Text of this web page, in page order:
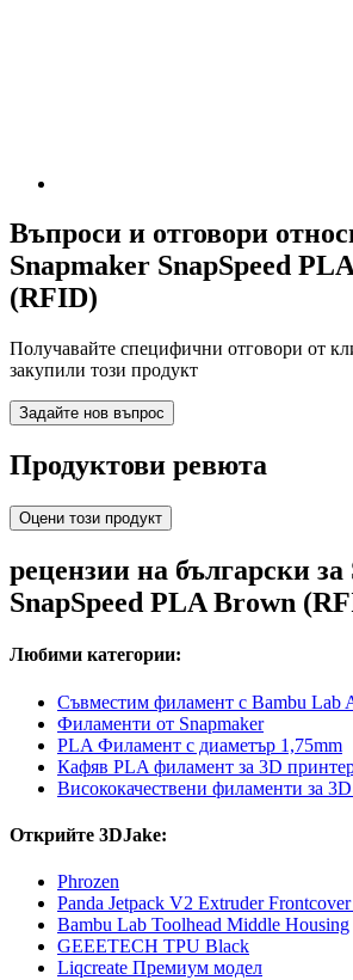
Въпроси и отговори
Snapmaker SnapSpeed
(RFID)
Получавайте специфични отговори от
закупили този продукт
Задайте нов въпрос
Продуктови ревюта
Оцени този продукт
рецензии на български
SnapSpeed PLA Brown
Любими категории:
Съвместим филамент с Bambu Lab
Филаменти от Snapmaker
PLA Филамент с диаметър 1,75mm
Кафяв PLA филамент за 3D
Висококачествени филаменти за
Открийте 3DJake:
Phrozen
Panda Jetpack V2 Extruder
Bambu Lab Toolhead Middle Housing
GEEETECH TPU Black
Liqcreate Премиум модел